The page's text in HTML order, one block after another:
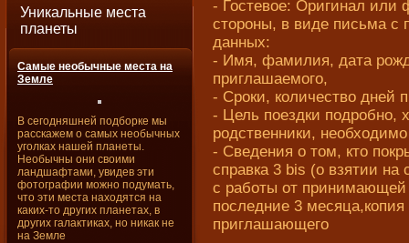
- Гостевое: Оригинал
стороны, в виде письма с
данных:
- Имя, фамилия, дата
приглашаемого,
- Сроки, количество дней
- Цель поездки подробно,
родственники,
- Сведения о том, кто
справка 3 bis (о взятии
с работы от принимающей
последние 3
приглашающего
Уникальные места
планеты
Самые необычные места на
Земле
В сегодняшней подборке мы
расскажем о самых необычных
уголках нашей планеты.
Необычны они своими
ландшафтами, увидев эти
фотографии можно подумать,
что эти места находятся на
каких-то других планетах, в
других галактиках, но никак не
на Земле